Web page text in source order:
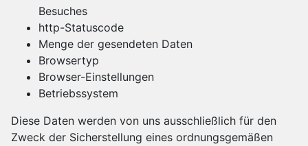
Besuches
http-Statuscode
Menge der gesendeten Daten
Browsertyp
Browser-Einstellungen
Betriebssystem
Diese Daten werden von uns ausschließlich für den
Zweck der Sicherstellung eines ordnungsgemäßen